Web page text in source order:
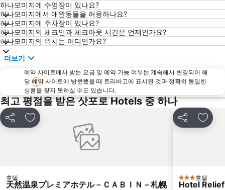
하나모미지에 수영장이 있나요?
하나모미지에서 애완동물을 허용하나요?
하나모미지에 주차장이 있나요?
하나모미지의 체크인과 체크아웃 시간은 언제인가요?
하나모미지의 위치는 어디인가요?
더보기
예약 사이트에서 받는 요금 및 예약 가능 여부는 계속해서 변경되어 해
당 예약 사이트에 방문했을 때 트리바고에 표시된 것과 정확히 동일한
상품을 찾지 못하실 수도 있습니다.
최고 평점을 받은 삿포로 Hotels 중 하나
공유 즐겨찾기에 추가
호텔
天然温泉プレミアホテル－ＣＡＢＩＮ－札幌
공유 즐겨
3 성급호텔
Hotel